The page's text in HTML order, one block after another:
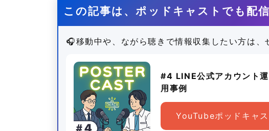
この記事は、ポッドキャストでも配
🎧移動中や、ながら聴きで情報収集したい方は
#4 LINE公式アカウント
用事例
YouTubeポッドキャス